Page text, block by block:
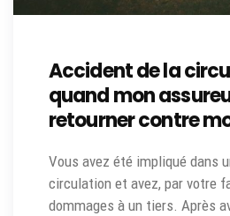
Accident de la
quand mon
retourner contre
Vous avez été impliqué dans
circulation et avez, par votre
dommages à un tiers. Après